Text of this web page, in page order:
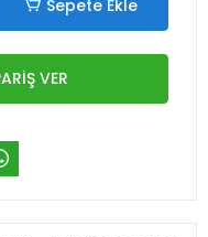
Sepete Ekle
VER